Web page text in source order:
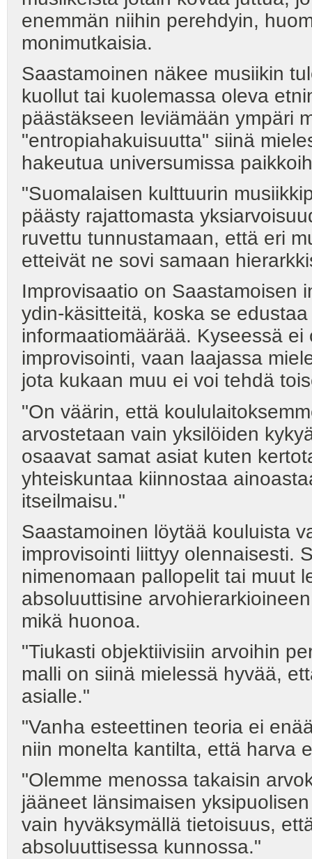
enemmän niihin perehdyin,
monimutkaisia.
Saastamoinen näkee musiikin
kuollut tai kuolemassa oleva
päästäkseen leviämään ympäri
"entropiahakuisuutta" siinä
hakeutua universumissa
"Suomalaisen kulttuurin
päästy rajattomasta
ruvettu tunnustamaan, että eri
etteivät ne sovi samaan
Improvisaatio on Saastamoisen
ydin-käsitteitä, koska se
informaatiomäärää. Kyseessä
improvisointi, vaan laajassa
jota kukaan muu ei voi tehdä
"On väärin, että
arvostetaan vain yksilöiden
osaavat samat asiat kuten
yhteiskuntaa kiinnostaa
itseilmaisu."
Saastamoinen löytää kouluista
improvisointi liittyy olennaisesti.
nimenomaan pallopelit tai muut
absoluuttisine
mikä huonoa.
"Tiukasti objektiivisiin arvoihin
malli on siinä mielessä hyvää,
asialle."
"Vanha esteettinen teoria ei
niin monelta kantilta, että harva
"Olemme menossa takaisin
jääneet länsimaisen
vain hyväksymällä tietoisuus,
absoluuttisessa kunnossa."